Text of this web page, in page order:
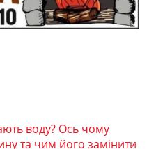
воду? Ось чому
та чим його замінити